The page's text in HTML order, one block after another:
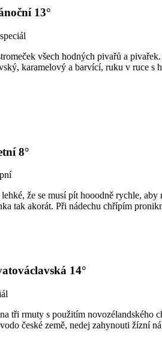
13°
všech hodných pivařů a
karamelový a barvící, ruku v ruce s
8°
že se musí pít hooodně rychle,
tak akorát. Při nádechu chřípím
14°
tři rmuty s použitím
české země, nedej zahynouti žízní